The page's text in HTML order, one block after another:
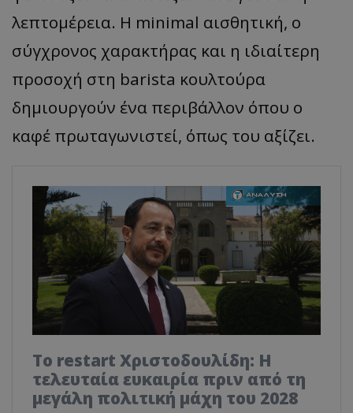
λεπτομέρεια. Η minimal αισθητική, ο
σύγχρονος χαρακτήρας και η ιδιαίτερη
προσοχή στη barista κουλτούρα
δημιουργούν ένα περιβάλλον όπου ο
καφέ πρωταγωνιστεί, όπως του αξίζει.
Το restart Χριστοδουλίδη: Η
τελευταία ευκαιρία πριν από τη
μεγάλη πολιτική μάχη του 2028